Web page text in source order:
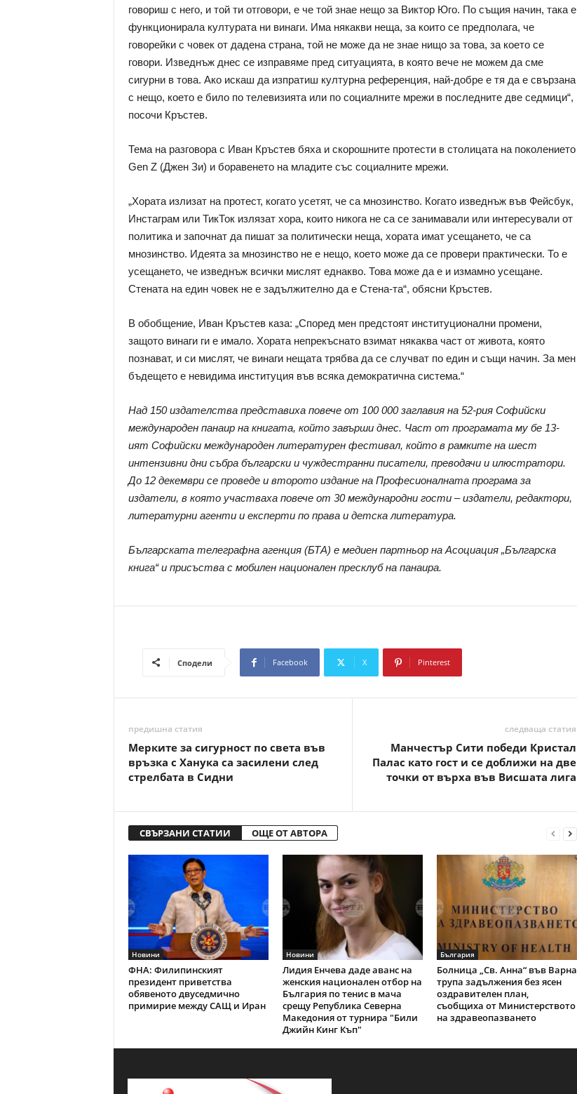
говориш с него, и той ти отговори, е че той знае нещо за Виктор Юго. По същия начин, така е
функционирала културата ни винаги. Има някакви неща, за които се предполага, че
говорейки с човек от дадена страна, той не може да не знае нищо за това, за което се
говори. Изведнъж днес се изправяме пред ситуацията, в която вече не можем да сме
сигурни в това. Ако искаш да изпратиш културна референция, най-добре е тя да е свързана
с нещо, което е било по телевизията или по социалните мрежи в последните две седмици“,
посочи Кръстев.
Тема на разговора с Иван Кръстев бяха и скорошните протести в столицата на поколението
Gen Z (Джен Зи) и боравенето на младите със социалните мрежи.
„Хората излизат на протест, когато усетят, че са мнозинство. Когато изведнъж във Фейсбук,
Инстаграм или ТикТок излязат хора, които никога не са се занимавали или интересували от
политика и започнат да пишат за политически неща, хората имат усещането, че са
мнозинство. Идеята за мнозинство не е нещо, което може да се провери практически. То е
усещането, че изведнъж всички мислят еднакво. Това може да е и измамно усещане.
Стената на един човек не е задължително да е Стена-та“, обясни Кръстев.
В обобщение, Иван Кръстев каза: „Според мен предстоят институционални промени,
защото винаги ги е имало. Хората непрекъснато взимат някаква част от живота, която
познават, и си мислят, че винаги нещата трябва да се случват по един и същи начин. За мен
бъдещето е невидима институция във всяка демократична система.“
Над 150 издателства представиха повече от 100 000 заглавия на 52-рия Софийски
международен панаир на книгата, който завърши днес. Част от програмата му бе 13-
ият Софийски международен литературен фестивал, който в рамките на шест
интензивни дни събра български и чуждестранни писатели, преводачи и илюстратори.
До 12 декември се проведе и второто издание на Професионалната програма за
издатели, в която участваха повече от 30 международни гости – издатели, редактори,
литературни агенти и експерти по права и детска литература.
Българската телеграфна агенция (БТА) е медиен партньор на Асоциация „Българска
книга“ и присъства с мобилен национален пресклуб на панаира.
Сподели Facebook X Pinterest
предишна статия
Мерките за сигурност по света във
връзка с Ханука са засилени след
стрелбата в Сидни
следваща статия
Манчестър Сити победи Кристал
Палас като гост и се доближи на две
точки от върха във Висшата лига
СВЪРЗАНИ СТАТИИ ОЩЕ ОТ АВТОРА
Новини
ФНА: Филипинският
президент приветства
обявеното двуседмично
примирие между САЩ и Иран
Новини
Лидия Енчева даде аванс на
женския национален отбор на
България по тенис в мача
срещу Република Северна
Македония от турнира "Били
Джийн Кинг Къп"
България
Болница „Св. Анна“ във Варна
трупа задължения без ясен
оздравителен план,
съобщиха от Министерството
на здравеопазването